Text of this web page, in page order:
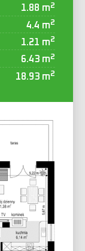
1.88 m2
4.4 m2
1.21 m2
6.43 m2
18.93 m2